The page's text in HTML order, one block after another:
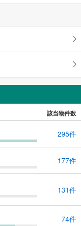
該当物件数
295件
177件
131件
74件